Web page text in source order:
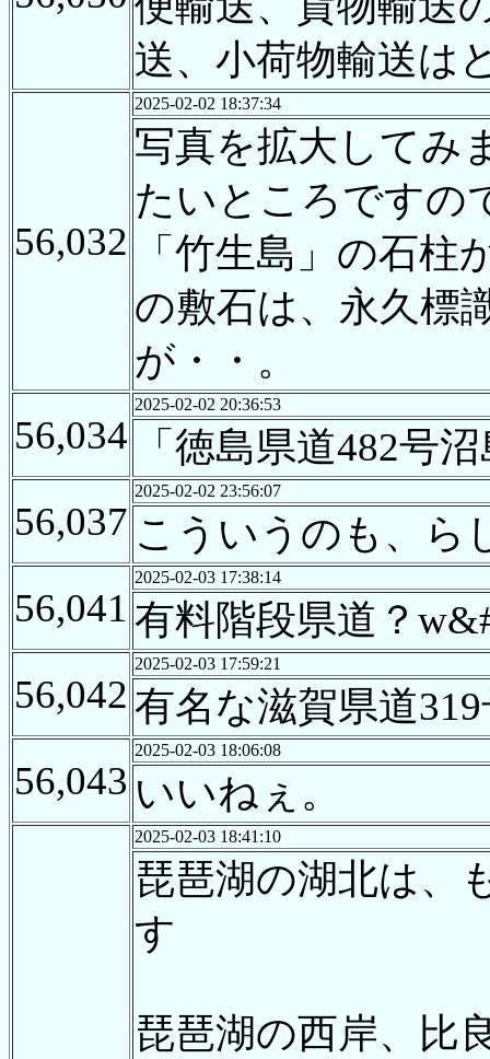
送、小荷物輸送は
56,032
2025-02-02 18:37:34
写真を拡大してみ
たいところですの
「竹生島」の石
の敷石は、永久標
が・・。
56,034
2025-02-02 20:36:53
「徳島県道482号
56,037
2025-02-02 23:56:07
こういうのも、ら
56,041
2025-02-03 17:38:14
有料階段県道？
56,042
2025-02-03 17:59:21
有名な滋賀県道
56,043
2025-02-03 18:06:08
いいねぇ。
2025-02-03 18:41:10
琵琶湖の湖北は、
す
琵琶湖の西岸、比